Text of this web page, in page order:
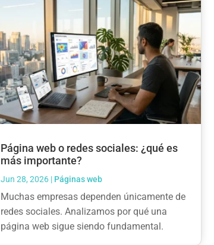
Página web o redes sociales: ¿qué es
más importante?
Jun 28, 2026| Páginas web
Muchas empresas dependen únicamente de
redes sociales. Analizamos por qué una
página web sigue siendo fundamental.